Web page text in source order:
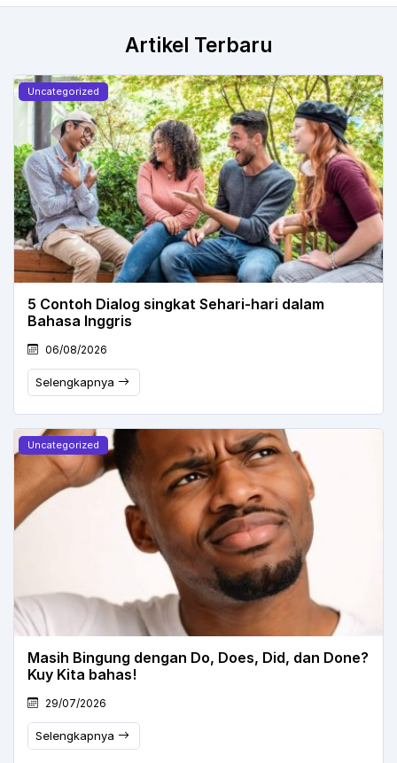
Artikel Terbaru
Uncategorized
5 Contoh Dialog singkat Sehari-hari dalam
Bahasa Inggris
06/08/2026
Selengkapnya
Uncategorized
Masih Bingung dengan Do, Does, Did, dan Done?
Kuy Kita bahas!
29/07/2026
Selengkapnya